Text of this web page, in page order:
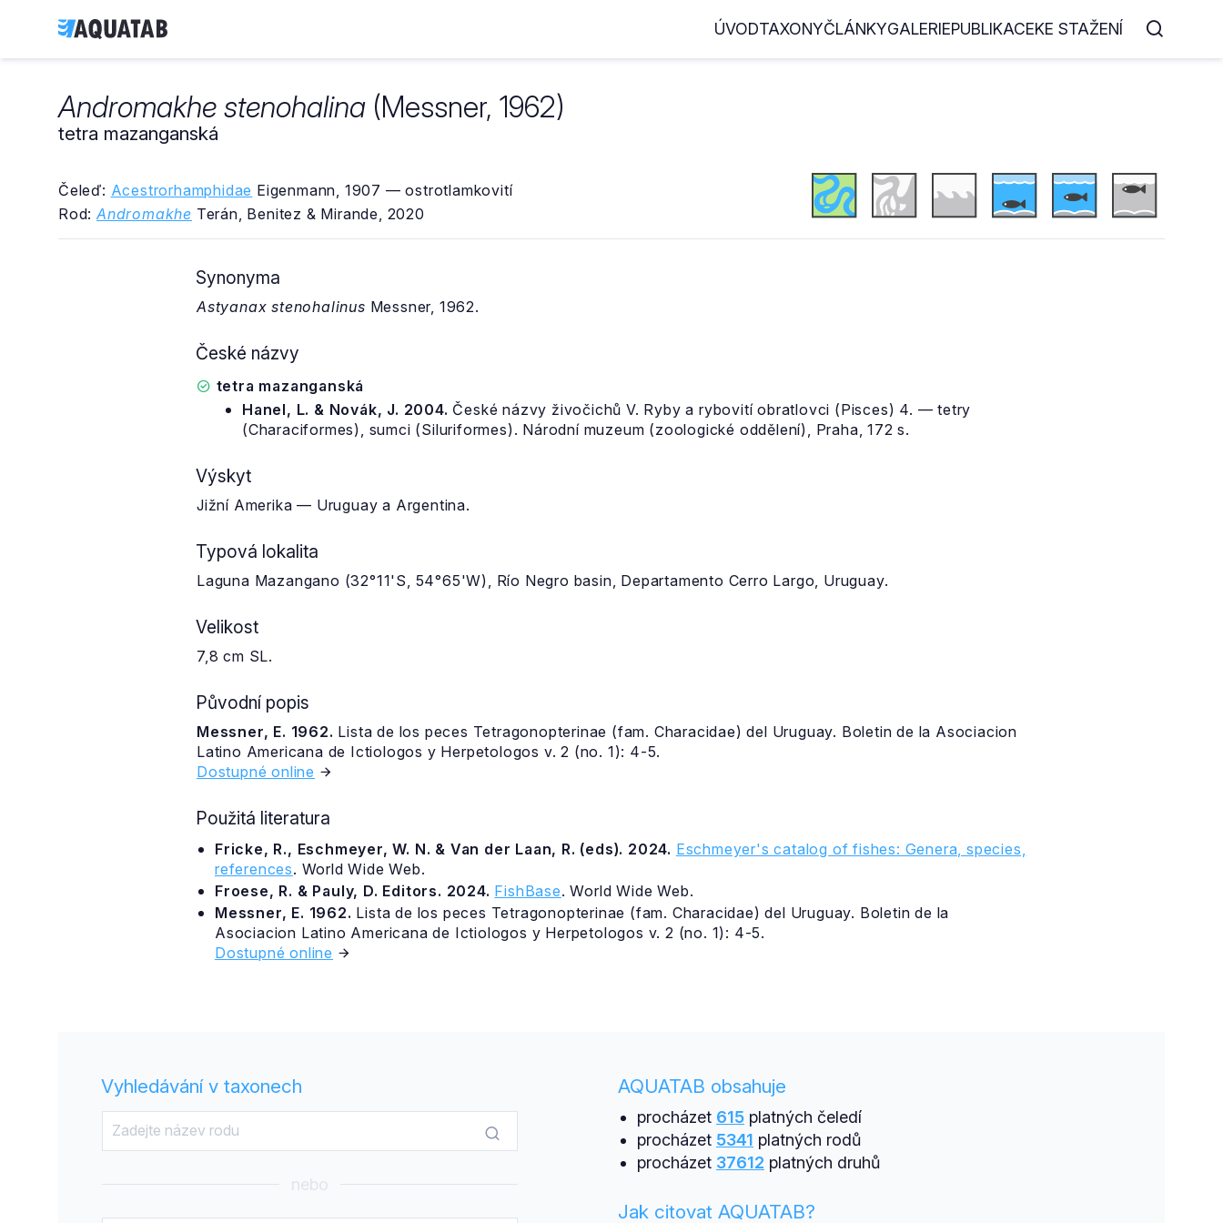
ÚVODTAXONYČLÁNKYGALERIEPUBLIKACEKE STAŽENÍ
Andromakhe stenohalina (Messner, 1962)
tetra mazanganská
Čeleď: Acestrorhamphidae Eigenmann, 1907 — ostrotlamkovití
Rod: Andromakhe Terán, Benitez & Mirande, 2020
Synonyma
Astyanax stenohalinus Messner, 1962.
České názvy
tetra mazanganská
Hanel, L. & Novák, J. 2004. České názvy živočichů V. Ryby a rybovití obratlovci (Pisces) 4. — tetry
(Characiformes), sumci (Siluriformes). Národní muzeum (zoologické oddělení), Praha, 172 s.
Výskyt
Jižní Amerika — Uruguay a Argentina.
Typová lokalita
Laguna Mazangano (32°11'S, 54°65'W), Río Negro basin, Departamento Cerro Largo, Uruguay.
Velikost
7,8 cm SL.
Původní popis
Messner, E. 1962. Lista de los peces Tetragonopterinae (fam. Characidae) del Uruguay. Boletin de la Asociacion
Latino Americana de Ictiologos y Herpetologos v. 2 (no. 1): 4-5.
Dostupné online
Použitá literatura
Fricke, R., Eschmeyer, W. N. & Van der Laan, R. (eds). 2024. Eschmeyer's catalog of fishes: Genera, species,
references. World Wide Web.
Froese, R. & Pauly, D. Editors. 2024. FishBase. World Wide Web.
Messner, E. 1962. Lista de los peces Tetragonopterinae (fam. Characidae) del Uruguay. Boletin de la
Asociacion Latino Americana de Ictiologos y Herpetologos v. 2 (no. 1): 4-5.
Dostupné online
Vyhledávání v taxonech
nebo
AQUATAB obsahuje
procházet 615platných čeledí
procházet 5341 platných rodů
procházet 37612 platných druhů
Jak citovat AQUATAB?